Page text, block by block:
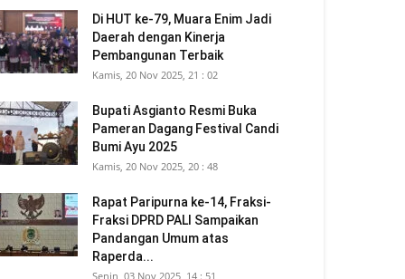
Di HUT ke-79, Muara Enim Jadi
Daerah dengan Kinerja
Pembangunan Terbaik
Kamis, 20 Nov 2025, 21 : 02
Bupati Asgianto Resmi Buka
Pameran Dagang Festival Candi
Bumi Ayu 2025
Kamis, 20 Nov 2025, 20 : 48
Rapat Paripurna ke-14, Fraksi-
Fraksi DPRD PALI Sampaikan
Pandangan Umum atas
Raperda...
Senin, 03 Nov 2025, 14 : 51